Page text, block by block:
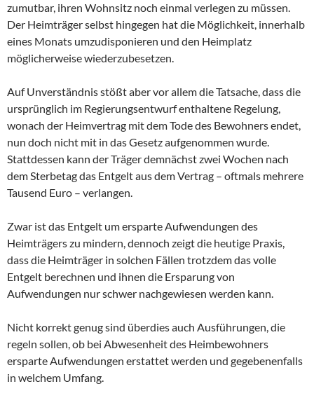
zumutbar, ihren Wohnsitz noch einmal verlegen zu müssen.
Der Heimträger selbst hingegen hat die Möglichkeit, innerhalb
eines Monats umzudisponieren und den Heimplatz
möglicherweise wiederzubesetzen.
Auf Unverständnis stößt aber vor allem die Tatsache, dass die
ursprünglich im Regierungsentwurf enthaltene Regelung,
wonach der Heimvertrag mit dem Tode des Bewohners endet,
nun doch nicht mit in das Gesetz aufgenommen wurde.
Stattdessen kann der Träger demnächst zwei Wochen nach
dem Sterbetag das Entgelt aus dem Vertrag – oftmals mehrere
Tausend Euro – verlangen.
Zwar ist das Entgelt um ersparte Aufwendungen des
Heimträgers zu mindern, dennoch zeigt die heutige Praxis,
dass die Heimträger in solchen Fällen trotzdem das volle
Entgelt berechnen und ihnen die Ersparung von
Aufwendungen nur schwer nachgewiesen werden kann.
Nicht korrekt genug sind überdies auch Ausführungen, die
regeln sollen, ob bei Abwesenheit des Heimbewohners
ersparte Aufwendungen erstattet werden und gegebenenfalls
in welchem Umfang.